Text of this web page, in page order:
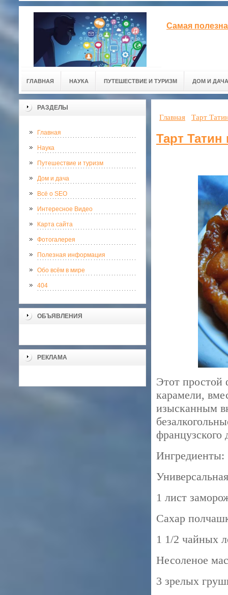
Самая
ГЛАВНАЯ НАУКА ПУТЕШЕСТВИЕ И ТУРИЗМ ДОМ И ДАЧА
РАЗДЕЛЫ
Главная
Наука
Путешествие и туризм
Дом и дача
Всё о SEO
Интересное Видео
Карта сайта
Фотогалерея
Полезная информация
Обо всём в мире
404
ОБЪЯВЛЕНИЯ
РЕКЛАМА
Главная Тарт
Тарт Татин
Этот простой
карамели,
изысканным
французского
Ингредиенты:
1 лист
Сахар
1 1/2 чайных
Несоленое
3 зрелых